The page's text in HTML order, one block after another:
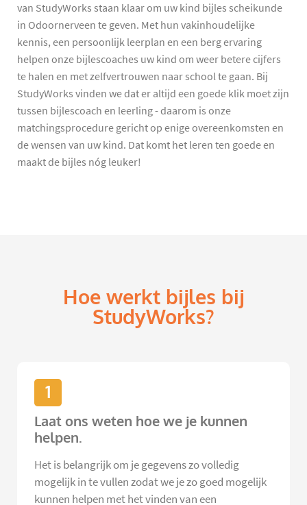
van StudyWorks staan klaar om uw kind bijles scheikunde
in Odoornerveen te geven. Met hun vakinhoudelijke
kennis, een persoonlijk leerplan en een berg ervaring
helpen onze bijlescoaches uw kind om weer betere cijfers
te halen en met zelfvertrouwen naar school te gaan. Bij
StudyWorks vinden we dat er altijd een goede klik moet zijn
tussen bijlescoach en leerling - daarom is onze
matchingsprocedure gericht op enige overeenkomsten en
de wensen van uw kind. Dat komt het leren ten goede en
maakt de bijles nóg leuker!
Hoe werkt bijles bij
StudyWorks?
1
Laat ons weten hoe we je kunnen
helpen.
Het is belangrijk om je gegevens zo volledig
mogelijk in te vullen zodat we je zo goed mogelijk
kunnen helpen met het vinden van een